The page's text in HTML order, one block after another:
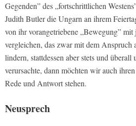
Gegenden” des „fortschrittlichen
Judith Butler die Ungarn an ihrem
von ihr vorangetriebene „Bewegung” mit
vergleichen, das zwar mit dem Anspruch
lindern, stattdessen aber stets und überall
verursachte, dann möchten wir auch
Rede und Antwort stehen.
Neusprech